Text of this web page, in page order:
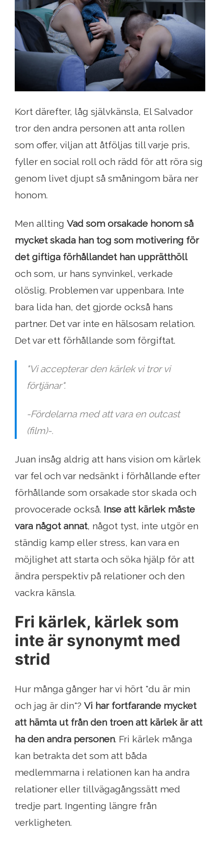
Kort därefter, låg självkänsla, El Salvador
tror den andra personen att anta rollen
som offer, viljan att åtföljas till varje pris,
fyller en social roll och rädd för att röra sig
genom livet djupt så småningom bära ner
honom.
Men allting Vad som orsakade honom så
mycket skada han tog som motivering för
det giftiga förhållandet han upprätthöll
och som, ur hans synvinkel, verkade
olöslig. Problemen var uppenbara. Inte
bara lida han, det gjorde också hans
partner. Det var inte en hälsosam relation.
Det var ett förhållande som förgiftat.
"Vi accepterar den kärlek vi tror vi
förtjänar".
-Fördelarna med att vara en outcast
(film)-.
Juan insåg aldrig att hans vision om kärlek
var fel och var nedsänkt i förhållande efter
förhållande som orsakade stor skada och
provocerade också. Inse att kärlek måste
vara något annat, något tyst, inte utgör en
ständig kamp eller stress, kan vara en
möjlighet att starta och söka hjälp för att
ändra perspektiv på relationer och den
vackra känsla.
Fri kärlek, kärlek som
inte är synonymt med
strid
Hur många gånger har vi hört "du är min
och jag är din"? Vi har fortfarande mycket
att hämta ut från den troen att kärlek är att
ha den andra personen. Fri kärlek många
kan betrakta det som att båda
medlemmarna i relationen kan ha andra
relationer eller tillvägagångssätt med
tredje part. Ingenting längre från
verkligheten.